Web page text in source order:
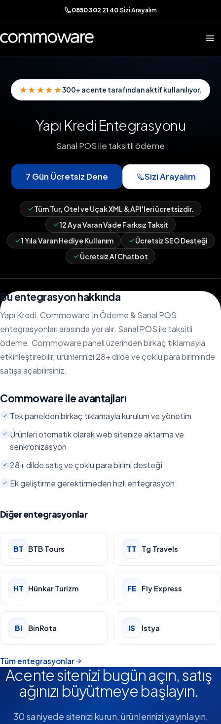
0850 302 21 40|Sizi Arayalım
★★★★★300+ acente tarafından aktif kullanılıyor.
Yapı Kredi Entegrasyonu
Sanal POS ile taksitli ödeme
7 Gün Ücretsiz Dene Sizi Arayalım
Tüm Tur, Otel ve Uçak XML & API'leri ücretsizdir.
12 Aya Varan Vade Farksız Taksit
1 Yıla Varan Hediye Kullanım
Ücretsiz SEO Desteği
Ücretsiz AI Chatbot
Bu entegrasyon hakkında
Yapı Kredi, Commoware'in Ödeme & Sanal POS
entegrasyonları arasında yer alır. Sanal POS ile taksitli
ödeme. Commoware paneli üzerinden birkaç tıklamayla
etkinleştirebilir, ürünlerinizi 28+ dilde ve çoklu para biriminde
satışa açabilirsiniz.
Commoware ile avantajları
Tek panelden birkaç tıklamayla kurulum ve yönetim
Ürünleri otomatik olarak web sitenize aktarma ve
senkronizasyon
28+ dilde satış ve çoklu para birimi desteği
Ek geliştirme gerektirmeden hızlı entegrasyon
Diğer entegrasyonlar
BT BTB Tours TT Tg Travels
HT Hünkar Turizm FE Fly Express
BI BinRota IS Istya
Tüm entegrasyonlar
Acente sitenizi bugün açın, satış
ağınızı büyütmeye başlayın.
30 saniyede sitenizi kurun, ürünlerinizi yayınlayın,